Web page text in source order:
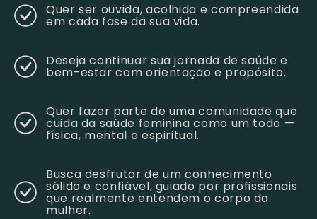
Quer ser ouvida, acolhida e compreendida
em cada fase da sua vida.
Deseja continuar sua jornada de saúde e
bem-estar com orientação e propósito.
Quer fazer parte de uma comunidade que
cuida da saúde feminina como um todo —
física, mental e espiritual.
Busca desfrutar de um conhecimento
sólido e confiável, guiado por profissionais
que realmente entendem o corpo da
mulher.